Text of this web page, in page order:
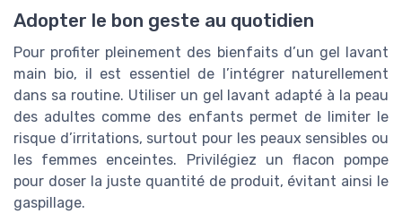
Adopter le bon geste au quotidien
Pour profiter pleinement des bienfaits d’un gel lavant
main bio, il est essentiel de l’intégrer naturellement
dans sa routine. Utiliser un gel lavant adapté à la peau
des adultes comme des enfants permet de limiter le
risque d’irritations, surtout pour les peaux sensibles ou
les femmes enceintes. Privilégiez un flacon pompe
pour doser la juste quantité de produit, évitant ainsi le
gaspillage.